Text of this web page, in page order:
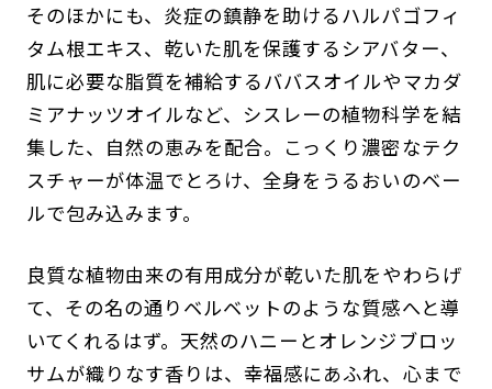
そのほかにも、炎症の鎮静を助けるハルパゴフィ
タム根エキス、乾いた肌を保護するシアバター、
肌に必要な脂質を補給するババスオイルやマカダ
ミアナッツオイルなど、シスレーの植物科学を結
集した、自然の恵みを配合。こっくり濃密なテク
スチャーが体温でとろけ、全身をうるおいのベー
ルで包み込みます。
良質な植物由来の有用成分が乾いた肌をやわらげ
て、その名の通りベルベットのような質感へと導
いてくれるはず。天然のハニーとオレンジブロッ
サムが織りなす香りは、幸福感にあふれ、心まで